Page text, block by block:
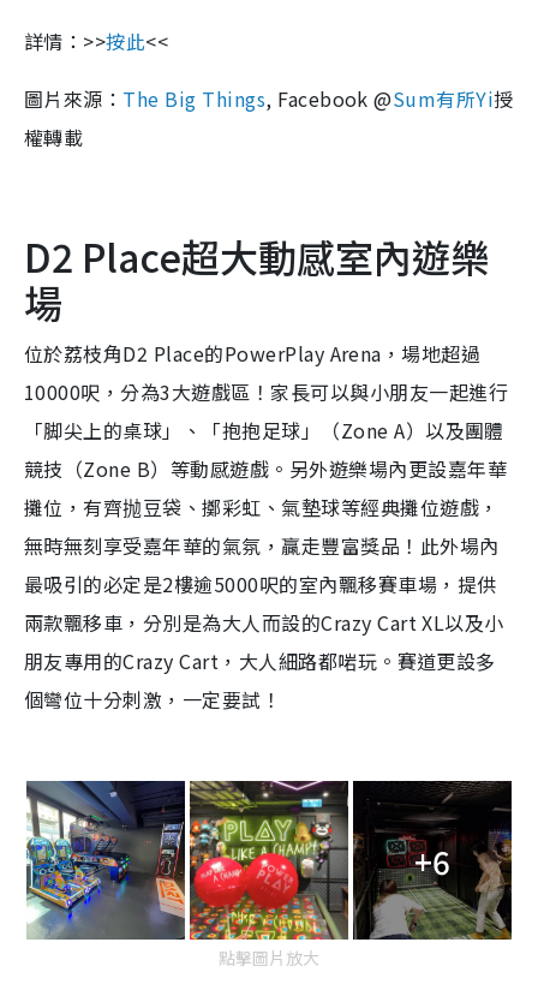
詳情： >>按此<<
圖片來源： The Big Things, Facebook @Sum有所Yi授
權轉載
D2 Place超大動感室內遊樂
場
位於荔枝角D2 Place的PowerPlay Arena ，場地超過
10000呎，分為3大遊戲區 ！家長可以與小朋友一起進行
「脚尖上的桌球」、「抱抱足球」（Zone A）以及團體
競技（Zone B）等動感遊戲。 另外遊樂場內更設嘉年華
攤位，有齊抛豆袋、擲彩虹、氣墊球等經典攤位遊戲，
無時無刻享受嘉年華的氣氛，贏走豐富獎品！此外場內
最吸引的必定是2樓逾5000呎的室內飄移賽車場，提供
兩款飄移車，分別是為大人而設的Crazy Cart XL以及小
朋友專用的Crazy Cart ，大人細路都啱玩。賽道更設多
個彎位十分刺激，一定要試！
+6
點擊圖片放大